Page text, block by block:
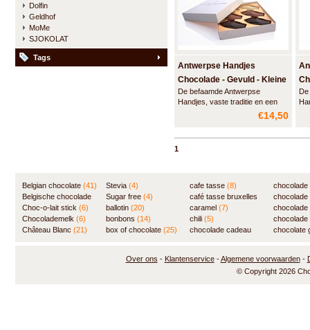
Dolfin
Geldhof
MoMe
SJOKOLAT
Tags
praliné.
Antwerpse Handjes
Chocolade - Gevuld - Kleine
doos
De befaamde Antwerpse
Handjes, vaste traditie en een
Antwerps kwaliteitsproduct.
Deze grote luxe doos bevat 12
marspein en een vleugje Elixir
€14,50
1
Belgian chocolate (41)
Belgische chocolade
(84)
Choc-o-lait stick (6)
Chocolademelk (6)
Château Blanc (21)
Stevia (4)
Sugar free (4)
ballotin (20)
bonbons (14)
box of chocolate (25)
cafe tasse (8)
café tasse bruxelles
(8)
caramel (7)
chili (5)
chocolade cadeau
(7)
chocolate
Over ons - Klantenservice-Algemene voorwaarden-
© Copyright 2026